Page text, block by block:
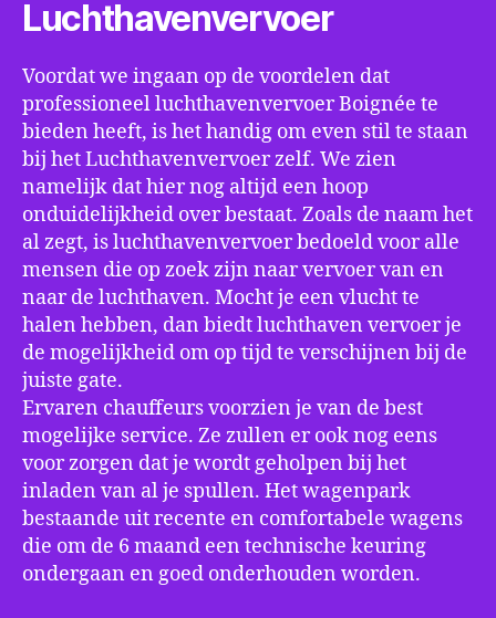
Luchthavenvervoer
Voordat we ingaan op de voordelen dat
professioneel luchthavenvervoer Boignée te
bieden heeft, is het handig om even stil te staan
bij het Luchthavenvervoer zelf. We zien
namelijk dat hier nog altijd een hoop
onduidelijkheid over bestaat. Zoals de naam het
al zegt, is luchthavenvervoer bedoeld voor alle
mensen die op zoek zijn naar vervoer van en
naar de luchthaven. Mocht je een vlucht te
halen hebben, dan biedt luchthaven vervoer je
de mogelijkheid om op tijd te verschijnen bij de
juiste gate.
Ervaren chauffeurs voorzien je van de best
mogelijke service. Ze zullen er ook nog eens
voor zorgen dat je wordt geholpen bij het
inladen van al je spullen. Het wagenpark
bestaande uit recente en comfortabele wagens
die om de 6 maand een technische keuring
ondergaan en goed onderhouden worden.